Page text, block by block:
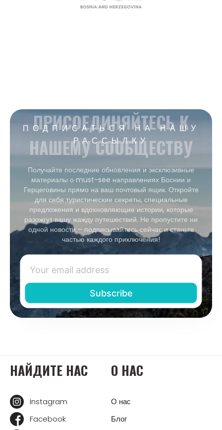
ПОДПИСАТЬСЯ НА НАШУ
РАССЫЛКУ
ПРИСОЕДИНЯЙТЕСЬ К
НАШЕМУ СООБЩЕСТВУ
Получайте последние обновления и эксклюзивные
материалы о must-see направлениях Боснии и
Герцеговины прямо на ваш почтовый ящик. Откройте
для себя туристические секреты, специальные
предложения и вдохновляющие истории, которые
разожгут вашу жажду путешествий. Не пропустите ни
одной новости – подписывайтесь сейчас и станьте
частью каждого приключения!
НАЙДИТЕ НАС
Instagram
Facebook
О НАС
О нас
Блог